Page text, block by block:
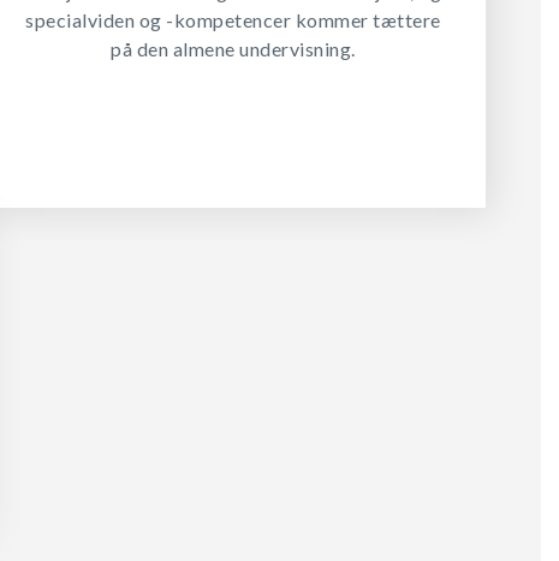
specialviden og -kompetencer kommer tættere
på den almene undervisning.